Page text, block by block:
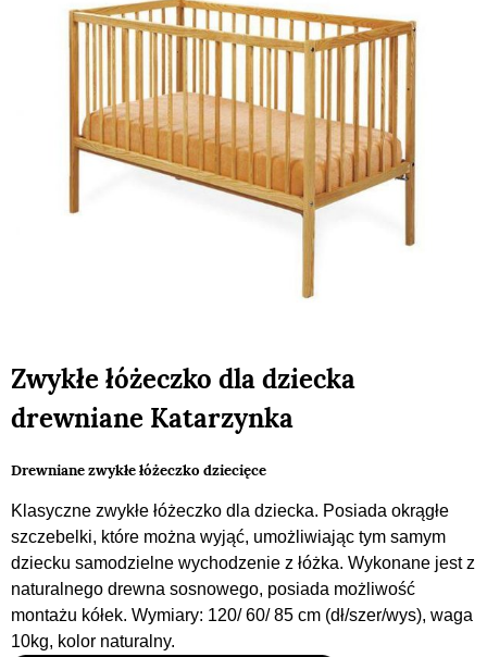
Zwykłe łóżeczko dla dziecka
drewniane Katarzynka
Drewniane zwykłe łóżeczko dziecięce
Klasyczne zwykłe łóżeczko dla dziecka. Posiada okrągłe
szczebelki, które można wyjąć, umożliwiając tym samym
dziecku samodzielne wychodzenie z łóżka. Wykonane jest z
naturalnego drewna sosnowego, posiada możliwość
montażu kółek. Wymiary: 120/ 60/ 85 cm (dł/szer/wys), waga
10kg, kolor naturalny.